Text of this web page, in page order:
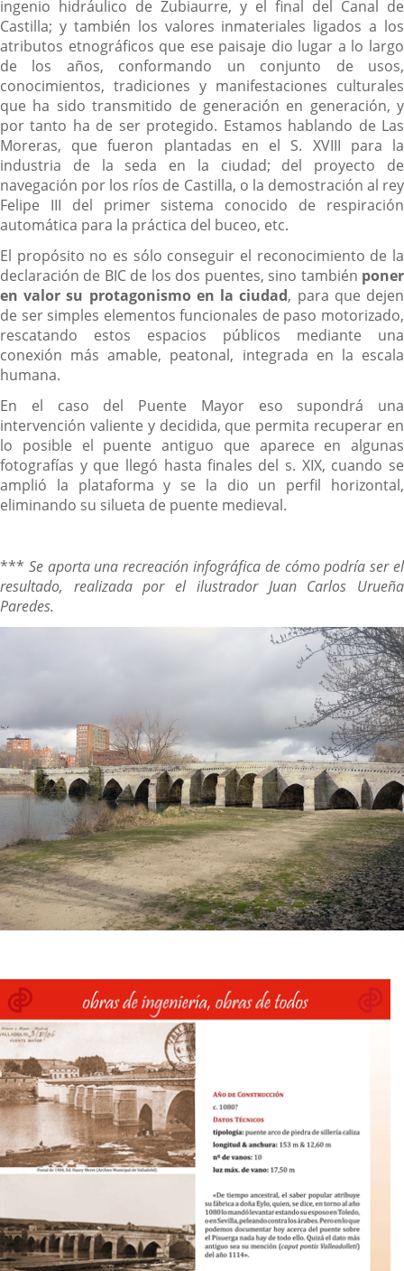
ingenio hidráulico de Zubiaurre, y el final del Canal de
Castilla; y también los valores inmateriales ligados a los
atributos etnográficos que ese paisaje dio lugar a lo largo
de los años, conformando un conjunto de usos,
conocimientos, tradiciones y manifestaciones culturales
que ha sido transmitido de generación en generación, y
por tanto ha de ser protegido. Estamos hablando de Las
Moreras, que fueron plantadas en el S. XVIII para la
industria de la seda en la ciudad; del proyecto de
navegación por los ríos de Castilla, o la demostración al rey
Felipe III del primer sistema conocido de respiración
automática para la práctica del buceo, etc.
El propósito no es sólo conseguir el reconocimiento de la
declaración de BIC de los dos puentes, sino también poner
en valor su protagonismo en la ciudad, para que dejen
de ser simples elementos funcionales de paso motorizado,
rescatando estos espacios públicos mediante una
conexión más amable, peatonal, integrada en la escala
humana.
En el caso del Puente Mayor eso supondrá una
intervención valiente y decidida, que permita recuperar en
lo posible el puente antiguo que aparece en algunas
fotografías y que llegó hasta finales del s. XIX, cuando se
amplió la plataforma y se la dio un perfil horizontal,
eliminando su silueta de puente medieval.
*** Se aporta una recreación infográfica de cómo podría ser el
resultado, realizada por el ilustrador Juan Carlos Urueña
Paredes.